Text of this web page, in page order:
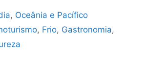
, Oceânia e Pacífico
, Frio, Gastronomia,